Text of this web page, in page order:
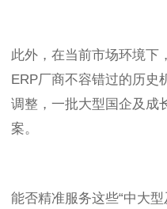
此外，在当前市场环境下
ERP厂商不容错过的历史
调整，一批大型国企及成
案。
能否精准服务这些“中大